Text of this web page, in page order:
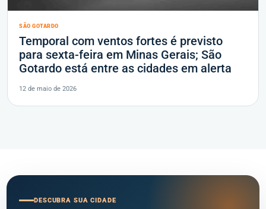
SÃO GOTARDO
Temporal com ventos fortes é previsto
para sexta-feira em Minas Gerais; São
Gotardo está entre as cidades em alerta
12 de maio de 2026
DESCUBRA SUA CIDADE